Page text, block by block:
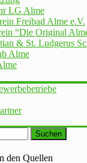
LG Alme
Freibad Alme e.V.
“Die Original
& St. Ludgerus
Alme
Suchen